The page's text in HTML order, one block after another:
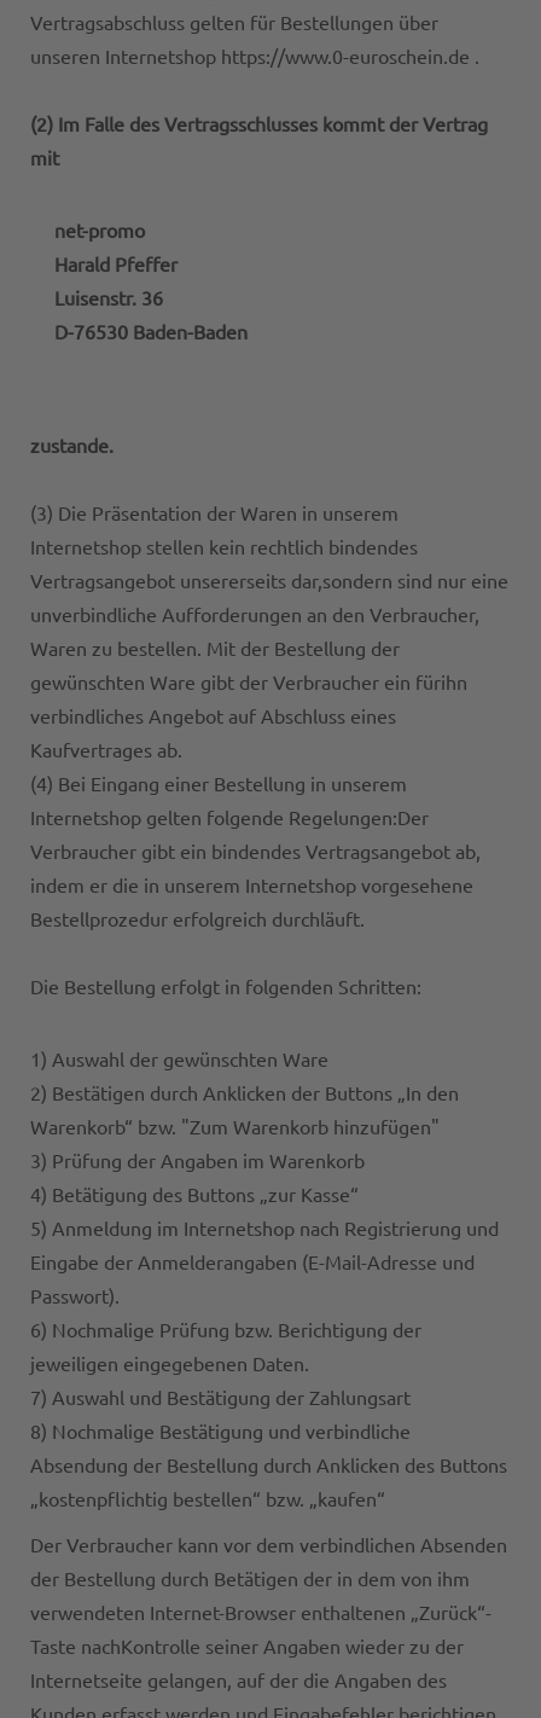
Vertragsabschluss gelten für Bestellungen über
unseren Internetshop https://www.0-euroschein.de .
(2) Im Falle des Vertragsschlusses kommt der Vertrag
mit
net-promo
Harald Pfeffer
Luisenstr. 36
D-76530 Baden-Baden
zustande.
(3) Die Präsentation der Waren in unserem
Internetshop stellen kein rechtlich bindendes
Vertragsangebot unsererseits dar,sondern sind nur eine
unverbindliche Aufforderungen an den Verbraucher,
Waren zu bestellen. Mit der Bestellung der
gewünschten Ware gibt der Verbraucher ein fürihn
verbindliches Angebot auf Abschluss eines
Kaufvertrages ab.
(4) Bei Eingang einer Bestellung in unserem
Internetshop gelten folgende Regelungen:Der
Verbraucher gibt ein bindendes Vertragsangebot ab,
indem er die in unserem Internetshop vorgesehene
Bestellprozedur erfolgreich durchläuft.
Die Bestellung erfolgt in folgenden Schritten:
1) Auswahl der gewünschten Ware
2) Bestätigen durch Anklicken der Buttons „In den
Warenkorb“ bzw. "Zum Warenkorb hinzufügen"
3) Prüfung der Angaben im Warenkorb
4) Betätigung des Buttons „zur Kasse“
5) Anmeldung im Internetshop nach Registrierung und
Eingabe der Anmelderangaben (E-Mail-Adresse und
Passwort).
6) Nochmalige Prüfung bzw. Berichtigung der
jeweiligen eingegebenen Daten.
7) Auswahl und Bestätigung der Zahlungsart
8) Nochmalige Bestätigung und verbindliche
Absendung der Bestellung durch Anklicken des Buttons
„kostenpflichtig bestellen“ bzw. „kaufen“
Der Verbraucher kann vor dem verbindlichen Absenden
der Bestellung durch Betätigen der in dem von ihm
verwendeten Internet-Browser enthaltenen „Zurück“-
Taste nachKontrolle seiner Angaben wieder zu der
Internetseite gelangen, auf der die Angaben des